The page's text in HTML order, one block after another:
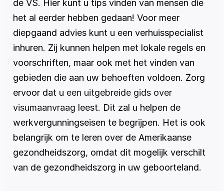
de VS. Hier kunt u tips vinden van mensen die
het al eerder hebben gedaan! Voor meer
diepgaand advies kunt u een verhuisspecialist
inhuren. Zij kunnen helpen met lokale regels en
voorschriften, maar ook met het vinden van
gebieden die aan uw behoeften voldoen. Zorg
ervoor dat u een uitgebreide gids over
visumaanvraag leest. Dit zal u helpen de
werkvergunningseisen te begrijpen. Het is ook
belangrijk om te leren over de Amerikaanse
gezondheidszorg, omdat dit mogelijk verschilt
van de gezondheidszorg in uw geboorteland.